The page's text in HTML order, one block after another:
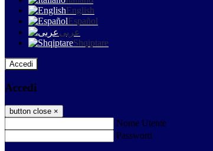
English
Español
عربى
Shqiptare
Accedi
Accedi
button close ×
Nome Utente
Password